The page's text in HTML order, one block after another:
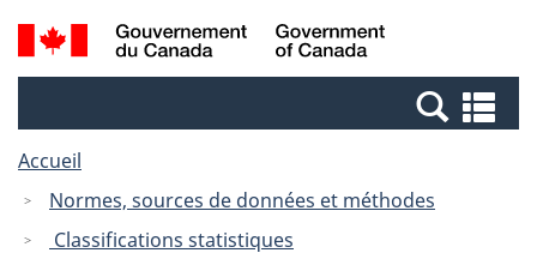
Passer
au
Passer
à
Canada
Recherche
et
et
Accueil
Normes, sources de données et méthodes
Classifications statistiques